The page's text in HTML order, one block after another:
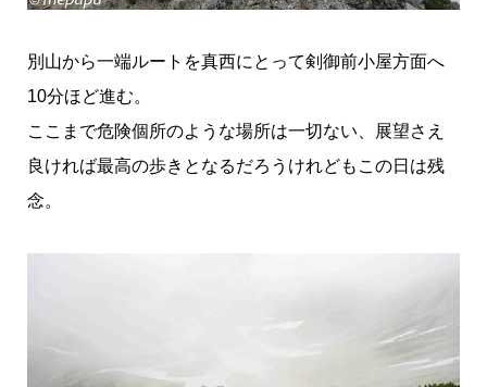
別山から一端ルートを真西にとって剣御前小屋方面へ
10分ほど進む。
ここまで危険個所のような場所は一切ない、展望さえ
良ければ最高の歩きとなるだろうけれどもこの日は残
念。